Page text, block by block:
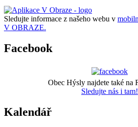
Sledujte informace z našeho webu v
V OBRAZE.
Facebook
Obec Hýsly najdete také na
Sledujte nás i tam!
Kalendář